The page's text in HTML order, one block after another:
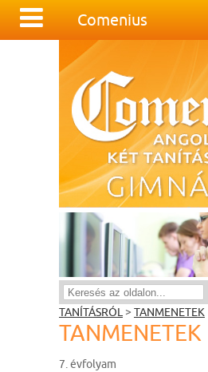
Comenius
TANÍTÁSRÓL > TANMENETEK
TANMENETEK
7. évfolyam